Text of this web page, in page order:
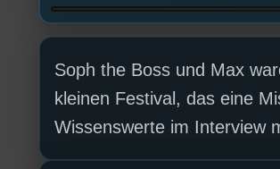
Soph the Boss und Max
kleinen Festival, das eine
Wissenswerte im Interview